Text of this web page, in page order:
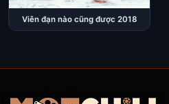
Viên đạn nào cũng được 2018